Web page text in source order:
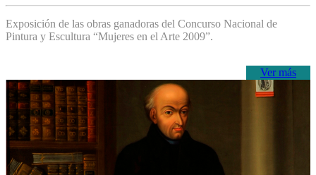
Exposición de las obras ganadoras del Concurso Nacional de
Pintura y Escultura “Mujeres en el Arte 2009”.
Ver más